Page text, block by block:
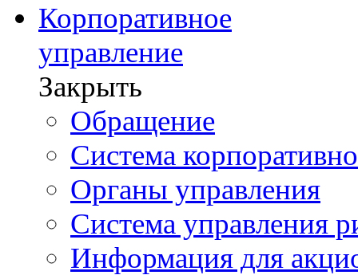
Корпоративное
управление
Закрыть
Обращение
Система
Органы управления
Система управления
Информация для